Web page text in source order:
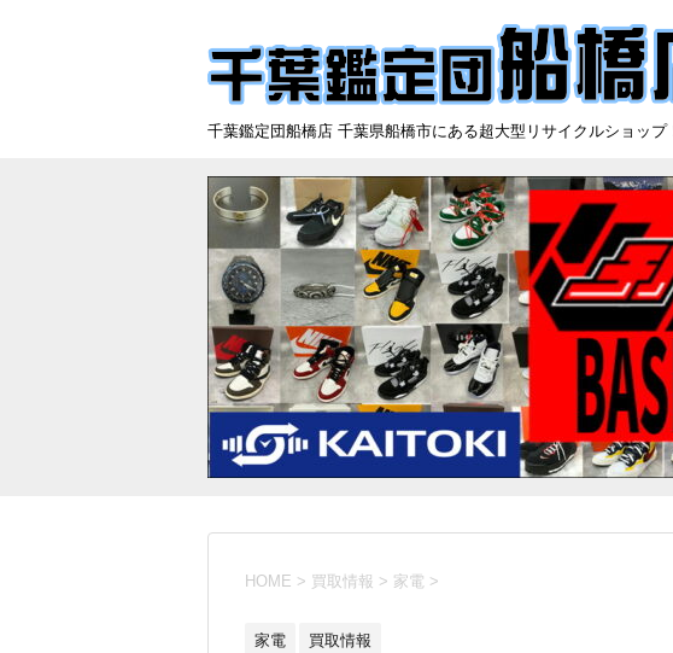
千葉鑑定団船橋店 千葉県船橋市にある超大型リサイクルショッ
HOME > 買取情報 > 家電 >
家電 買取情報